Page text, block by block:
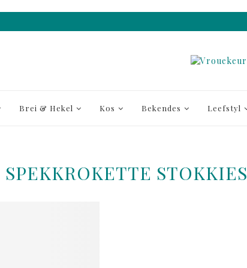
Brei & Hekel Kos Bekendes Leefstyl
SPEKKROKETTE STOKKIES